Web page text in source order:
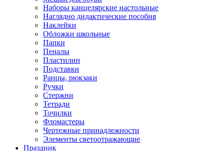
Наборы канцелярские настольные
Наглядно дидактические пособия
Наклейки
Обложки школьные
Папки
Пеналы
Пластилин
Подставки
Ранцы, рюкзаки
Ручки
Стержни
Тетради
Точилки
Фломастеры
Чертежные принадлежности
Элементы светоотражающие
Праздник